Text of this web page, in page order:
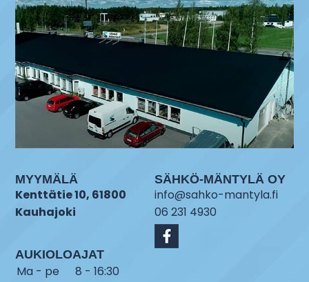
MYYMÄLÄ
Kenttätie 10, 61800
Kauhajoki
AUKIOLOAJAT
Ma - pe 8 - 16:30
SÄHKÖ-MÄNTYLÄ OY
info@sahko-mantyla.fi
06 231 4930